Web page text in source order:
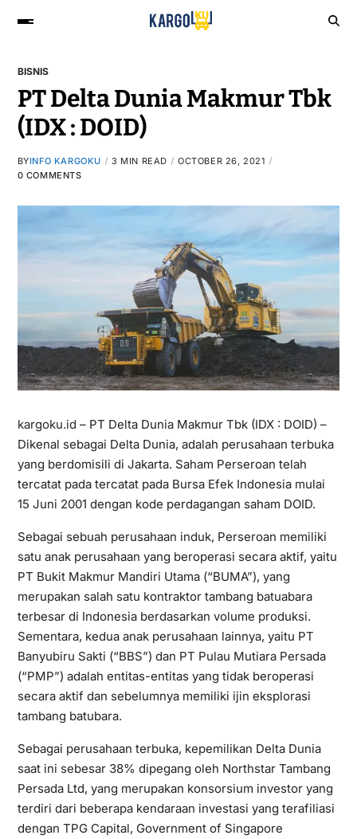
BISNIS
PT Delta Dunia Makmur Tbk
(IDX : DOID)
BYINFO KARGOKU 3 MIN READ
OCTOBER 26, 2021
0 COMMENTS
kargoku.id – PT Delta Dunia Makmur Tbk (IDX : DOID) –
Dikenal sebagai Delta Dunia, adalah perusahaan terbuka
yang berdomisili di Jakarta. Saham Perseroan telah
tercatat pada tercatat pada Bursa Efek Indonesia mulai
15 Juni 2001 dengan kode perdagangan saham DOID.
Sebagai sebuah perusahaan induk, Perseroan memiliki
satu anak perusahaan yang beroperasi secara aktif, yaitu
PT Bukit Makmur Mandiri Utama (“BUMA”), yang
merupakan salah satu kontraktor tambang batuabara
terbesar di Indonesia berdasarkan volume produksi.
Sementara, kedua anak perusahaan lainnya, yaitu PT
Banyubiru Sakti (“BBS”) dan PT Pulau Mutiara Persada
(“PMP”) adalah entitas-entitas yang tidak beroperasi
secara aktif dan sebelumnya memiliki ijin eksplorasi
tambang batubara.
Sebagai perusahaan terbuka, kepemilikan Delta Dunia
saat ini sebesar 38% dipegang oleh Northstar Tambang
Persada Ltd, yang merupakan konsorsium investor yang
terdiri dari beberapa kendaraan investasi yang terafiliasi
dengan TPG Capital, Government of Singapore